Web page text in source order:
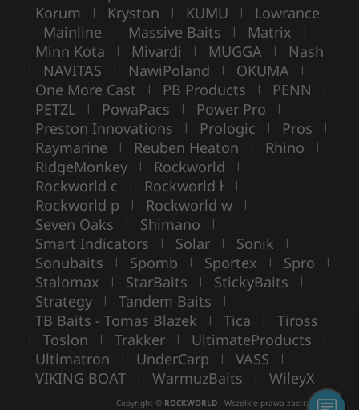
Korum | Kryston | KUMU | Lowrance
| Mainline | Massive Baits | Matrix |
Minn Kota | Mivardi | MUGGA | Nash
| NAVITAS | NawiPoland | OKUMA |
One More Cast | PB Products | PENN |
PETZL | PowaPacs | Power Pro |
Preston Innovations | Prologic | Pros |
Raymarine | Reuben Heaton | Rhino |
RidgeMonkey | Rockworld |
Rockworld c | Rockworld ł |
Rockworld p | Rockworld w |
Seven Oaks | Shimano |
Smart Indicators | Solar | Sonik |
Sonubaits | Spomb | Sportex | Spro |
Stalomax | StarBaits | StickyBaits |
Strategy | Tandem Baits |
TB Baits - Tomas Blazek | Tica | Tiross
| Toslon | Trakker | UltimateProducts |
Ultimatron | UnderCarp | VASS |
VIKING BOAT | WarmuzBaits | WileyX
Copyright © ROCKWORLD - Wszelkie prawa zastrzeżone.